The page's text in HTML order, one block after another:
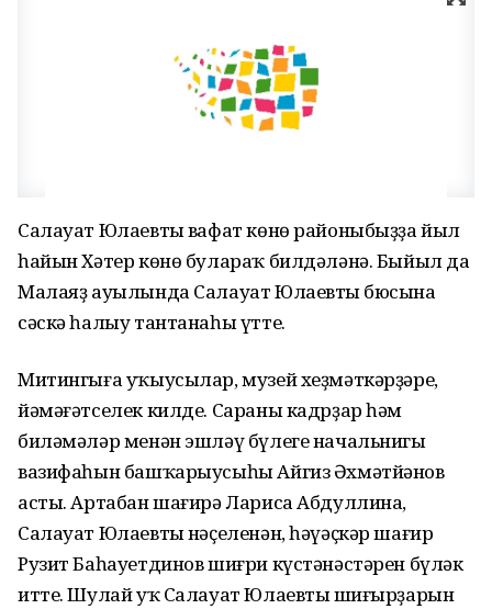
Салауат Юлаевтың вафат көнө районыбыҙҙа йыл
һайын Хәтер көнө булараҡ билдәләнә. Быйыл да
Малаяҙ ауылында Салауат Юлаевтың бюсына
сәскә һалыу тантанаһы үтте.
Митингыға уҡыусылар, музей хеҙмәткәрҙәре,
йәмәғәтселек килде. Сараны кадрҙар һәм
биләмәләр менән эшләү бүлеге начальнигы
вазифаһын башҡарыусыһы Айгиз Әхмәтйәнов
асты. Артабан шағирә Лариса Абдуллина,
Салауат Юлаевтың нәҫеленән, һәүәҫкәр шағир
Рузит Баһауетдинов шиғри күстәнәстәрен бүләк
итте. Шулай уҡ Салауат Юлаевтың шиғырҙарын